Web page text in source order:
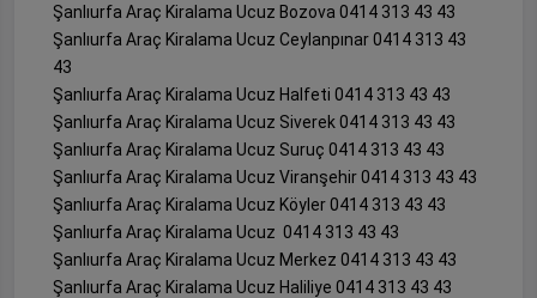
Şanlıurfa Araç Kiralama Ucuz Bozova 0414 313 43 43
Şanlıurfa Araç Kiralama Ucuz Ceylanpınar 0414 313 43
43
Şanlıurfa Araç Kiralama Ucuz Halfeti 0414 313 43 43
Şanlıurfa Araç Kiralama Ucuz Siverek 0414 313 43 43
Şanlıurfa Araç Kiralama Ucuz Suruç 0414 313 43 43
Şanlıurfa Araç Kiralama Ucuz Viranşehir 0414 313 43 43
Şanlıurfa Araç Kiralama Ucuz Köyler 0414 313 43 43
Şanlıurfa Araç Kiralama Ucuz 0414 313 43 43
Şanlıurfa Araç Kiralama Ucuz Merkez 0414 313 43 43
Şanlıurfa Araç Kiralama Ucuz Haliliye 0414 313 43 43